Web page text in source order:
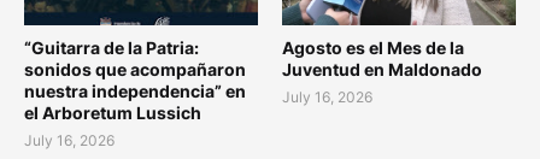
“Guitarra de la Patria:
sonidos que acompañaron
nuestra independencia” en
el Arboretum Lussich
July 16, 2026
Agosto es el Mes de la
Juventud en Maldonado
July 16, 2026